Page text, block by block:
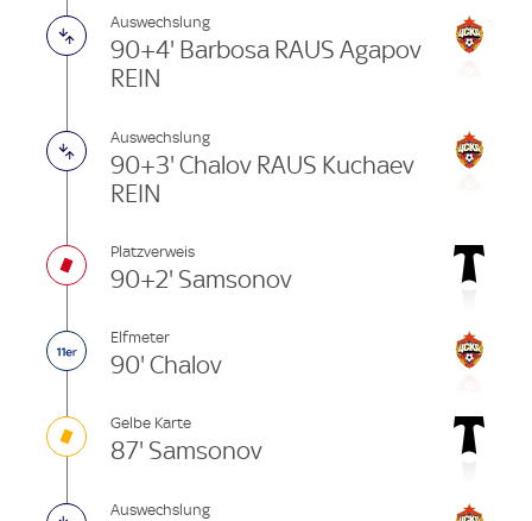
Auswechslung
90+4' Barbosa RAUS Agapov
REIN
Auswechslung
90+3' Chalov RAUS Kuchaev
REIN
Platzverweis
90+2' Samsonov
Elfmeter
90' Chalov
Gelbe Karte
87' Samsonov
Auswechslung